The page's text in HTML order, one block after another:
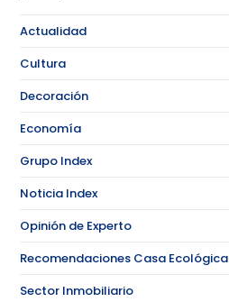
Actualidad
Cultura
Decoración
Economía
Grupo Index
Noticia Index
Opinión de Experto
Recomendaciones Casa Ecológica
Sector Inmobiliario